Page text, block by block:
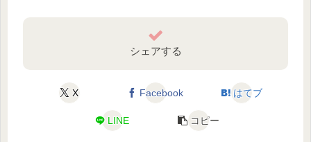
シェアする
X Facebook はてブ
LINE コピー